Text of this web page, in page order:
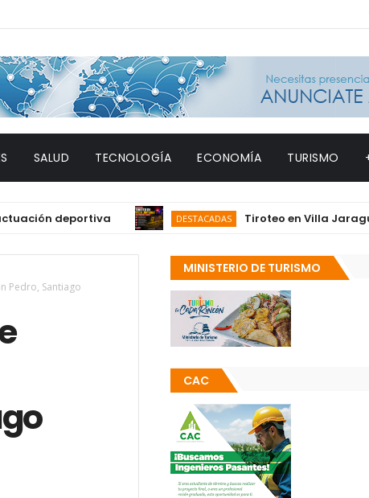
SALUD TECNOLOGÍA ECONOMÍA TURISMO
deportiva DESTACADAS Tiroteo en Villa Jaragua deja
Pedro, Santiago
MINISTERIO DE TURISMO
CAC